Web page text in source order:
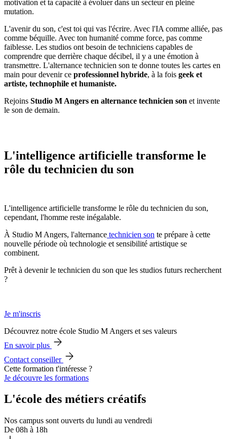
motivation et ta capacité à évoluer dans un secteur en pleine
mutation.
L'avenir du son, c'est toi qui vas l'écrire. Avec l'IA comme alliée, pas
comme béquille. Avec ton humanité comme force, pas comme
faiblesse. Les studios ont besoin de techniciens capables de
comprendre que derrière chaque décibel, il y a une émotion à
transmettre. L'alternance technicien son te donne toutes les cartes en
main pour devenir ce professionnel hybride, à la fois geek et
artiste, technophile et humaniste.
Rejoins Studio M Angers en alternance technicien son et invente
le son de demain.
L'intelligence artificielle transforme le
rôle du technicien du son
L'intelligence artificielle transforme le rôle du technicien du son,
cependant, l'homme reste inégalable.
À Studio M Angers, l'alternance technicien son te prépare à cette
nouvelle période où technologie et sensibilité artistique se
combinent.
Prêt à devenir le technicien du son que les studios futurs recherchent
?
Je m'inscris
Découvrez notre école Studio M Angers et ses valeurs
En savoir plus
Contact conseiller
Cette formation t'intéresse ?
Je découvre les formations
L'école des métiers créatifs
Nos campus sont ouverts du lundi au vendredi
De 08h à 18h